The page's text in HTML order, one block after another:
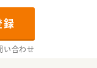
録
い合わせ